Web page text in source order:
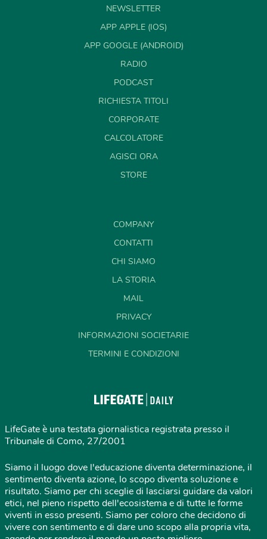
NEWSLETTER
APP APPLE (IOS)
APP GOOGLE (ANDROID)
RADIO
PODCAST
RICHIESTA TITOLI
CORPORATE
CALCOLATORE
AGISCI ORA
STORE
COMPANY
CONTATTI
CHI SIAMO
LA STORIA
MAIL
PRIVACY
INFORMAZIONI SOCIETARIE
TERMINI E CONDIZIONI
LifeGate è una testata giornalistica registrata presso il
Tribunale di Como, 27/2001
Siamo il luogo dove l'educazione diventa determinazione, il
sentimento diventa azione, lo scopo diventa soluzione e
risultato. Siamo per chi sceglie di lasciarsi guidare da valori
etici, nel pieno rispetto dell'ecosistema e di tutte le forme
viventi in esso presenti. Siamo per coloro che decidono di
vivere con sentimento e di dare uno scopo alla propria vita,